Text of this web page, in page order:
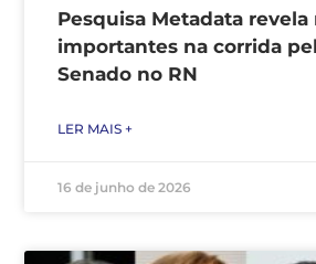
Pesquisa Metadata
importantes na corrida
Senado no RN
LER MAIS +
16 de junho de 2026